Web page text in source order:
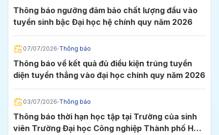
Thông báo ngưỡng đảm bảo chất lượng đầu vào
tuyển sinh bậc Đại học hệ chính quy năm 2026
07/07/2026 Thông báo
Thông báo về kết quả đủ điều kiện trúng tuyển
diện tuyển thẳng vào đại học chính quy năm 2026
03/07/2026 Thông báo
Thông báo thời hạn học tập tại Trường của sinh
viên Trường Đại học Công nghiệp Thành phố Hồ